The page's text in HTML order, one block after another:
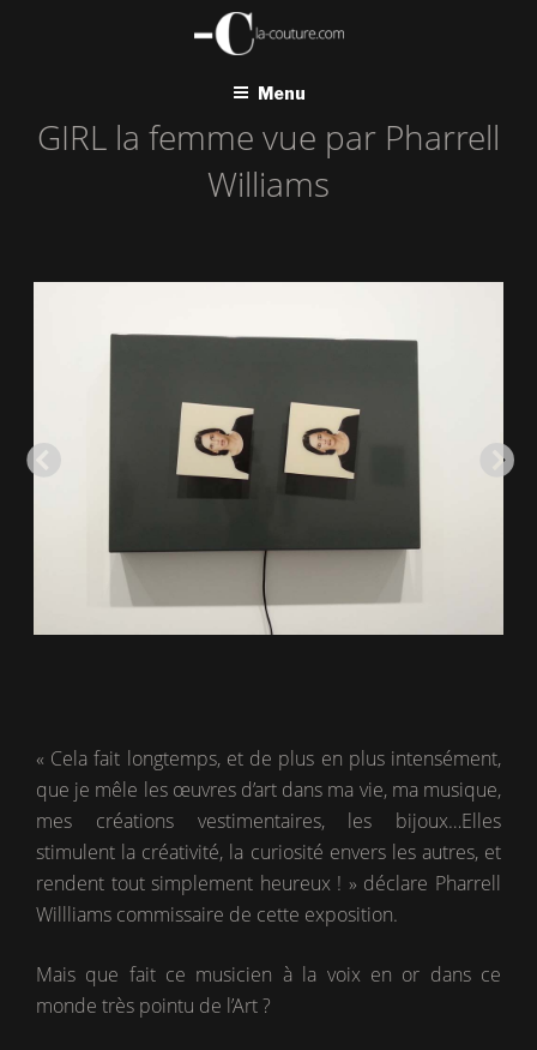
Menu
GIRL la femme vue par Pharrell
Williams
« Cela fait longtemps, et de plus en plus intensément,
que je mêle les œuvres d’art dans ma vie, ma musique,
mes créations vestimentaires, les bijoux…Elles
stimulent la créativité, la curiosité envers les autres, et
rendent tout simplement heureux ! » déclare Pharrell
Willliams commissaire de cette exposition.
Mais que fait ce musicien à la voix en or dans ce
monde très pointu de l’Art ?